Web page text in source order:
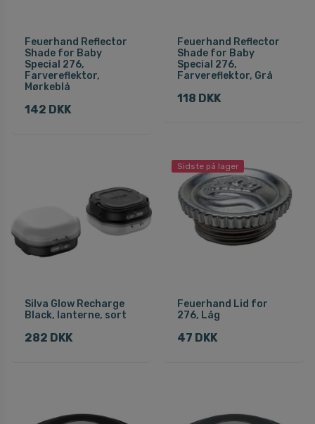
Feuerhand Reflector
Shade for Baby
Special 276,
Farvereflektor,
Mørkeblå
142 DKK
Feuerhand Reflector
Shade for Baby
Special 276,
Farvereflektor, Grå
118 DKK
Silva Glow Recharge
Black, lanterne, sort
282 DKK
Sidste på lager
Feuerhand Lid for
276, Låg
47 DKK